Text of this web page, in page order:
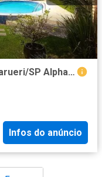
Casa / Sobrado para Venda em Barueri/SP Alphaville Residencial Dois 4 Quartos
Infos do anúncio